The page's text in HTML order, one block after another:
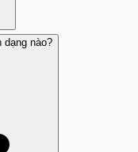
02483881466 liên
dạng nào?